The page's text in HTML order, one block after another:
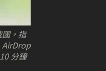
，指
AirDrop
分鐘